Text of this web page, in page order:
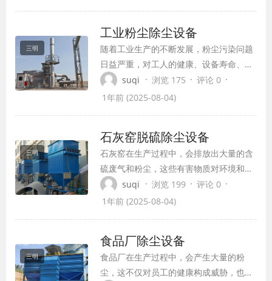
卫士。
三明
工业粉尘除尘设备
随着工业生产的不断发展，粉尘污染问题
日益严重，对工人的健康、设备寿命、生
产安全、员工健康和环保达标等方面都带
来了极大的威胁。因此，工业除尘设备作
备，在工业制造领域扮演着至关重要的角
色。
suqi · 浏览 175 · 评论 0 ·
1年前 (2025-08-04)
三明
石灰窑脱硫除尘设备
石灰窑在生产过程中，会排放出大量的含
硫废气和粉尘，这些有害物质对环境和人
体健康都造成了极大的危害。因此，为了
满足环保要求，石灰窑必须安装有效的脱
理、优缺点以及适用范围。
suqi · 浏览 199 · 评论 0 ·
1年前 (2025-08-04)
三明
食品厂除尘设备
食品厂在生产过程中，会产生大量的粉
尘，这不仅对员工的健康构成威胁，也会